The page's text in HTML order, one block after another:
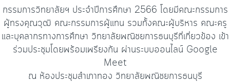
กรรมการวิทยาลัยฯ ประจำปีการศึกษา 2566 โดยมีคณะกรรมการ
ผู้ทรงคุณวุฒิ คณะกรรมการผู้แทน รวมทั้งคณะผู้บริหาร คณะครู
และบุคลากรทางการศึกษา วิทยาลัยพณิชยการธนบุรีที่เกี่ยวข้อง เข้า
ร่วมประชุมโดยพร้อมเพรียงกัน ผ่านระบบออนไลน์ Google
Meet
ณ ห้องประชุมสำเภาทอง วิทยาลัยพณิชยการธนบุรี